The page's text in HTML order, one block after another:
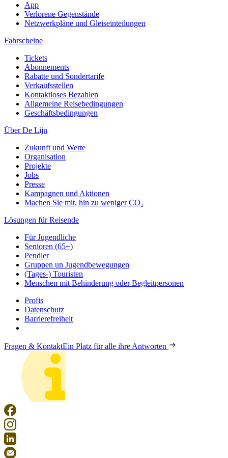
App
Verlorene Gegenstände
Netzwerkpläne und Gleiseinteilungen
Fahrscheine
Tickets
Abonnements
Rabatte und Sondertarife
Verkaufsstellen
Kontaktloses Bezahlen
Allgemeine Reisebedingungen
Geschäftsbedingungen
Über De Lijn
Zukunft und Werte
Organisation
Projekte
Jobs
Presse
Kampagnen und Aktionen
Machen Sie mit, hin zu weniger CO₂
Lösungen für Reisende
Für Jugendliche
Senioren (65+)
Pendler
Gruppen un Jugendbewegungen
(Tages-) Touristen
Menschen mit Behinderung oder Begleitpersonen
Profis
Datenschutz
Barrierefreiheit
Fragen & KontaktEin Platz für alle ihre Antworten